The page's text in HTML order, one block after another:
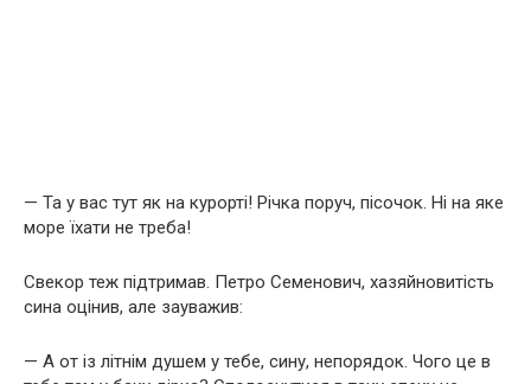
— Та у вас тут як на курорті! Річка поруч, пісочок. Ні на яке
море їхати не треба!
Свекор теж підтримав. Петро Семенович, хазяйновитість
сина оцінив, але зауважив:
— А от із літнім душем у тебе, сину, непорядок. Чого це в